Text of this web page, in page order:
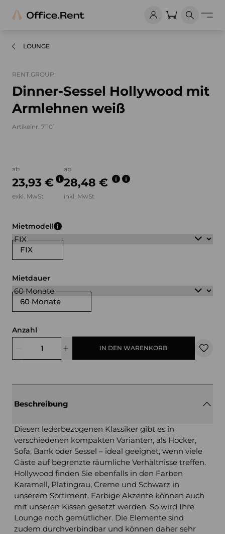
LOUNGE
RENT.GROUP
Dinner-Sessel Hollywood mit
Armlehnen weiß
Artikelnr. 71101
ab
23,93 €
exkl. MwSt
ab
28,48 €
inkl. MwSt
FIX
Mietmodell
60 Monate
Mietdauer
Anzahl
IN DEN WARENKORB
Beschreibung
Diesen lederbezogenen Klassiker gibt es in
verschiedenen kompakten Varianten, als Hocker,
Sofa, Bank oder Sessel – ideal geeignet, wenn viele
Gäste auf begrenzte räumliche Verhältnisse treffen.
Hollywood finden Sie ebenfalls in den Farben
Karamell, Platingrau, Creme und Schwarz in
unserem Sortiment. Farbige Akzente können auch
mit unseren Kissen gesetzt werden. So wird Ihre
Lounge noch gemütlicher. Die Elemente sind
zudem durchverbindbar und können daher sehr